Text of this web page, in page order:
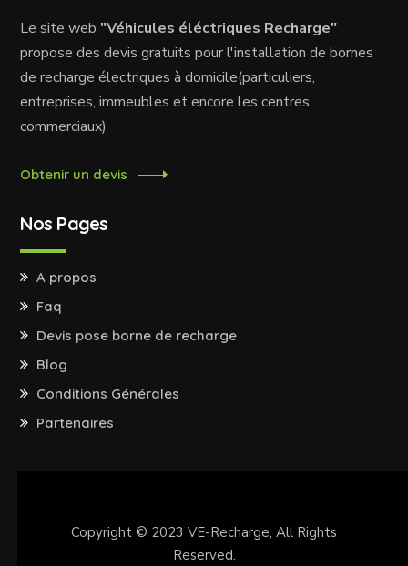
Le site web "Véhicules éléctriques Recharge"
propose des devis gratuits pour l'installation de bornes
de recharge électriques à domicile(particuliers,
entreprises, immeubles et encore les centres
commerciaux)
Obtenir un devis
Nos Pages
A propos
Faq
Devis pose borne de recharge
Blog
Conditions Générales
Partenaires
Copyright © 2023 VE-Recharge, All Rights
Reserved.